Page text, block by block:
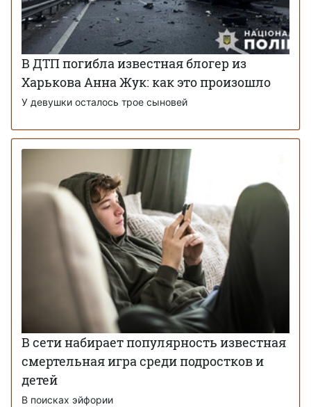
В ДТП погибла известная блогер из
Харькова Анна Жук: как это произошло
У девушки осталось трое сыновей
В сети набирает популярность известная
смертельная игра среди подростков и
детей
В поисках эйфории